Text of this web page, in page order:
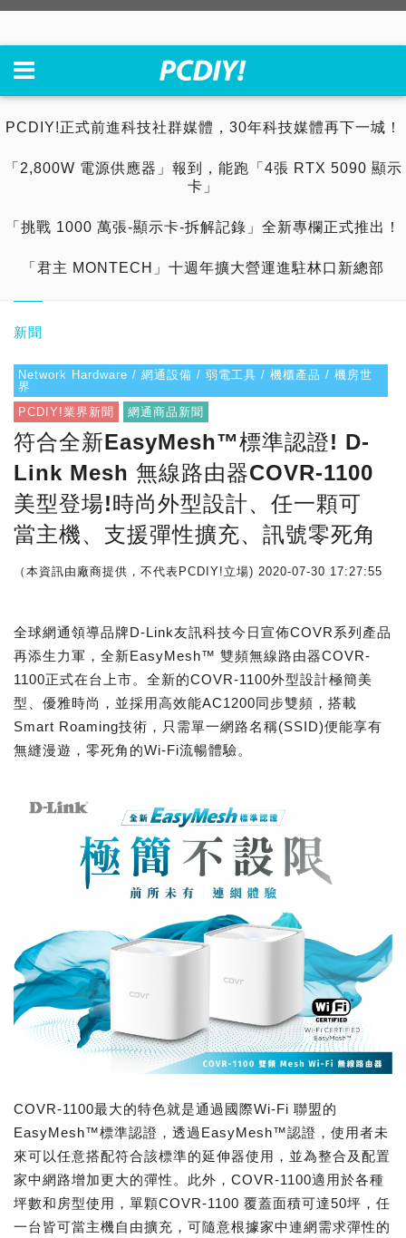
PCDIY!正式前進科技社群媒體，30年科技媒體再下一城！
「2,800W 電源供應器」報到，能跑「4張 RTX 5090 顯示
卡」
「挑戰 1000 萬張-顯示卡-拆解記錄」全新專欄正式推出！
「君主 MONTECH」十週年擴大營運進駐林口新總部
新聞
Network Hardware / 網通設備 / 弱電工具 / 機櫃產品 / 機房世
界
PCDIY!業界新聞
網通商品新聞
符合全新EasyMesh™標準認證! D-
Link Mesh 無線路由器COVR-1100
美型登場!時尚外型設計、任一顆可
當主機、支援彈性擴充、訊號零死角
（本資訊由廠商提供，不代表PCDIY!立場) 2020-07-30 17:27:55
全球網通領導品牌D-Link友訊科技今日宣佈COVR系列產品
再添生力軍，全新EasyMesh™ 雙頻無線路由器COVR-
1100正式在台上市。全新的COVR-1100外型設計極簡美
型、優雅時尚，並採用高效能AC1200同步雙頻，搭載
Smart Roaming技術，只需單一網路名稱(SSID)便能享有
無縫漫遊，零死角的Wi-Fi流暢體驗。
COVR-1100最大的特色就是通過國際Wi-Fi 聯盟的
EasyMesh™標準認證，透過EasyMesh™認證，使用者未
來可以任意搭配符合該標準的延伸器使用，並為整合及配置
家中網路增加更大的彈性。此外，COVR-1100適用於各種
坪數和房型使用，單顆COVR-1100 覆蓋面積可達50坪，任
一台皆可當主機自由擴充，可隨意根據家中連網需求彈性的